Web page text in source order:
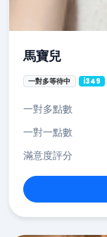
馬寶兒
一對多等待中 i349
一對多點數
一對一點數
滿意度評分